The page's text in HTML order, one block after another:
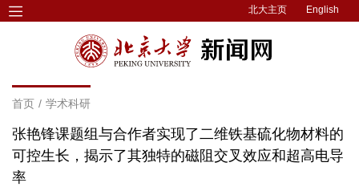
北大主页 English
首页 / 学术科研
张艳锋课题组与合作者实现了二维铁基硫化物材料的
可控生长，揭示了其独特的磁阻交叉效应和超高电导
率